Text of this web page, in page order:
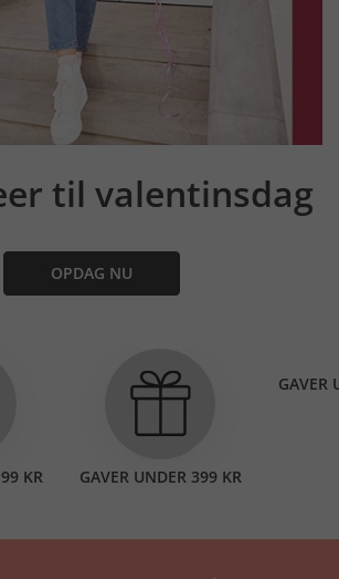
til valentinsdag
OPDAG NU
KR GAVER UNDER 399 KR
GAVER